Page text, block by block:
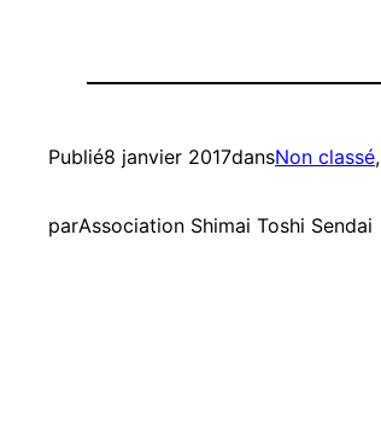
Publié8 janvier 2017dansNon classé,
parAssociation Shimai Toshi Sendai